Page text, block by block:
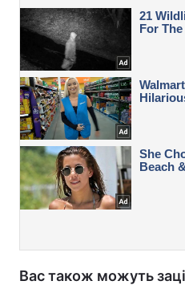
Вас також можуть